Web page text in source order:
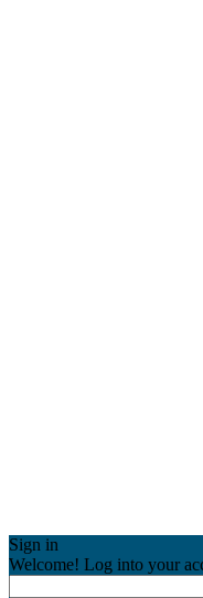
Sign in
Welcome! Log into your